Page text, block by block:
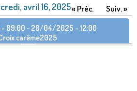
avril 16, 2025« Préc. Suiv. »
09:00 - 20/04/2025 - 12:00
carême2025